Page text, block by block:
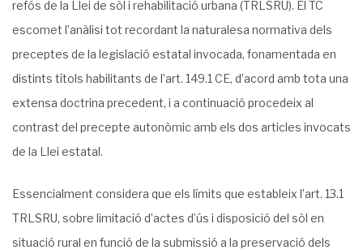
refós de la Llei de sòl i rehabilitació urbana (TRLSRU). El TC
escomet l’anàlisi tot recordant la naturalesa normativa dels
preceptes de la legislació estatal invocada, fonamentada en
distints títols habilitants de l’art. 149.1 CE, d’acord amb tota una
extensa doctrina precedent, i a continuació procedeix al
contrast del precepte autonòmic amb els dos articles invocats
de la Llei estatal.
Essencialment considera que els límits que estableix l’art. 13.1
TRLSRU, sobre limitació d’actes d’ús i disposició del sòl en
situació rural en funció de la submissió a la preservació dels